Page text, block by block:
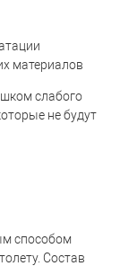
материалов
слабого
не будут
способом
Состав